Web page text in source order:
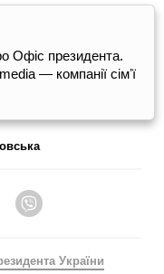
Офіс президента.
— компанії сімʼї
Telegram
України